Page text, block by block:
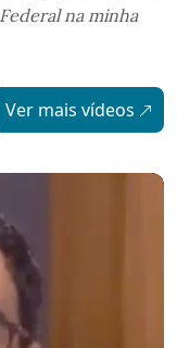
na minha
Ver mais vídeos